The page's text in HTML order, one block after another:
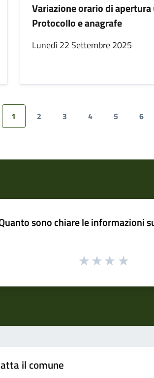
Variazione orario di
Protocollo e anagrafe
Lunedì 22 Settembre 2025
precedente
1 2 3 4 5 6
sono chiare le informazioni
il comune